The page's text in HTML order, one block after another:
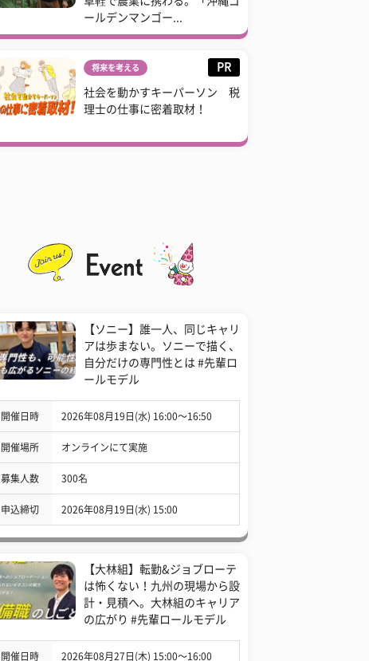
ールデンマンゴー...
将来を考える PR
社会を動かすキーパーソン 税
理士の仕事に密着取材！
【ソニー】誰一人、同じキャリ
アは歩まない。ソニーで描く、
自分だけの専門性とは #先輩ロ
ールモデル
開催日時 2026年08月19日(水) 16:00〜16:50
開催場所 オンラインにて実施
募集人数 300名
申込締切 2026年08月19日(水) 15:00
【大林組】転勤&ジョブローテ
は怖くない！九州の現場から設
計・見積へ。大林組のキャリア
の広がり #先輩ロールモデル
開催日時 2026年08月27日(木) 15:00〜16:00